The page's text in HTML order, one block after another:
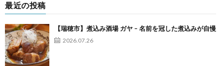
最近の投稿
【瑞穂市】煮込み酒場 ガヤ – 名前を冠した煮込みが自慢
2026.07.26